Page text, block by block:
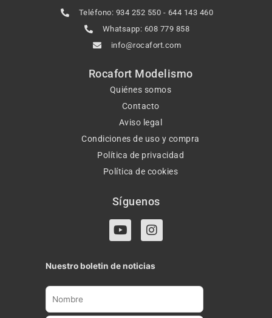
Teléfono: 934 252 550 - 644 143 460
Whatsapp: 608 779 858
info@rocafort.com
Rocafort Modelismo
Quiénes somos
Contacto
Aviso legal
Condiciones de uso y compra
Política de privacidad
Política de cookies
Síguenos
Y
o
t
u
b
I
n
t
a
g
a
Nuestro boletin de noticias